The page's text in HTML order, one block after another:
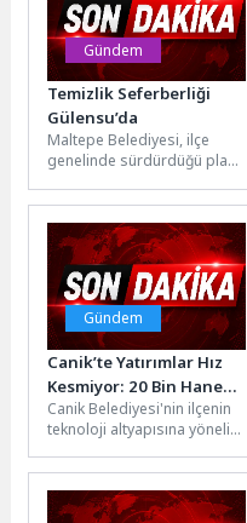
Gündem
Temizlik Seferberliği
Gülensu’da
Maltepe Belediyesi, ilçe
genelinde sürdürdüğü planlı
bu kez Gülensu
Mahallesi'nde gerçekleştirdi.
Temizlik...
Gündem
Canik’te Yatırımlar Hız
Kesmiyor: 20 Bin Hane
Fiber İnternete
Kavuşuyor
Canik Belediyesi'nin ilçenin
teknoloji altyapısına yönelik
haneler, fiber internetle
buluşmaya devam ediyor.
Canik...